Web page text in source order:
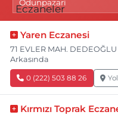
Yaren Eczanesi
71 EVLER MAH.
Arkasında
0 (222) 503 88 26
Kırmızı Toprak